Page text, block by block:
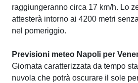
raggiungeranno circa 17 km/h. Lo
attesterà intorno ai 4200 metri
nel pomeriggio.
Previsioni meteo Napoli per
Giornata caratterizzata da tempo
nuvola che potrà oscurare il sole